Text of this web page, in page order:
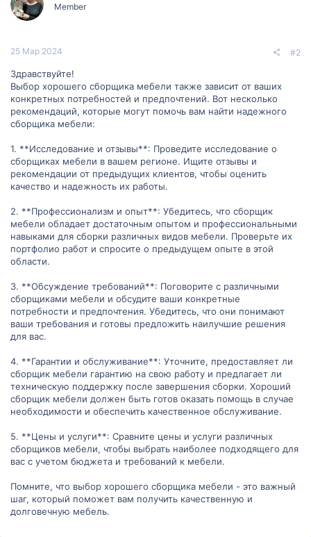
Member
25 Мар 2024 #2
Здравствуйте!
Выбор хорошего сборщика мебели также зависит от ваших
конкретных потребностей и предпочтений. Вот несколько
рекомендаций, которые могут помочь вам найти надежного
сборщика мебели:
1. **Исследование и отзывы**: Проведите исследование о
сборщиках мебели в вашем регионе. Ищите отзывы и
рекомендации от предыдущих клиентов, чтобы оценить
качество и надежность их работы.
2. **Профессионализм и опыт**: Убедитесь, что сборщик
мебели обладает достаточным опытом и профессиональными
навыками для сборки различных видов мебели. Проверьте их
портфолио работ и спросите о предыдущем опыте в этой
области.
3. **Обсуждение требований**: Поговорите с различными
сборщиками мебели и обсудите ваши конкретные
потребности и предпочтения. Убедитесь, что они понимают
ваши требования и готовы предложить наилучшие решения
для вас.
4. **Гарантии и обслуживание**: Уточните, предоставляет ли
сборщик мебели гарантию на свою работу и предлагает ли
техническую поддержку после завершения сборки. Хороший
сборщик мебели должен быть готов оказать помощь в случае
необходимости и обеспечить качественное обслуживание.
5. **Цены и услуги**: Сравните цены и услуги различных
сборщиков мебели, чтобы выбрать наиболее подходящего для
вас с учетом бюджета и требований к мебели.
Помните, что выбор хорошего сборщика мебели - это важный
шаг, который поможет вам получить качественную и
долговечную мебель.